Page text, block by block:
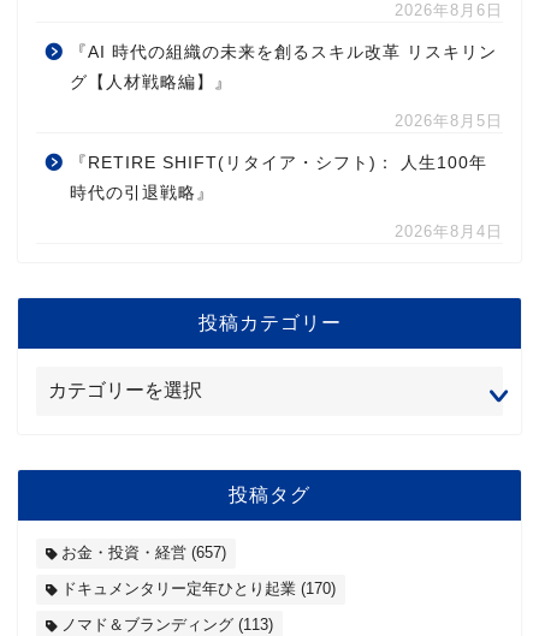
2026年8月6日
『AI 時代の組織の未来を創るスキル改革 リスキリン
グ【人材戦略編】』
2026年8月5日
『RETIRE SHIFT(リタイア・シフト)： 人生100年
時代の引退戦略』
2026年8月4日
投稿カテゴリー
投稿タグ
お金・投資・経営 (657)
ドキュメンタリー定年ひとり起業 (170)
ノマド＆ブランディング (113)